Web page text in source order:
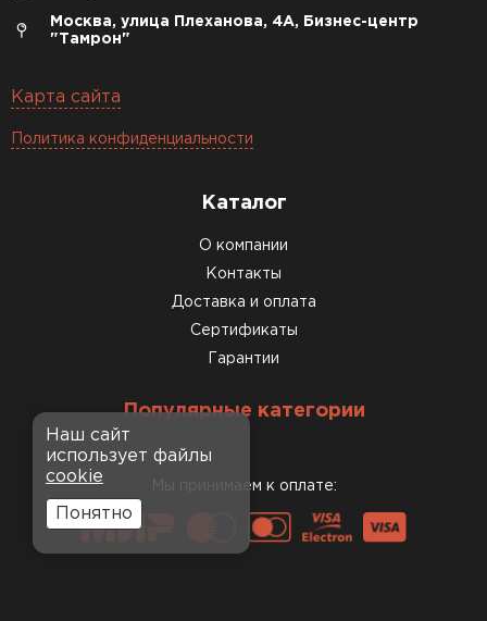
Москва, улица Плеханова, 4А, Бизнес-центр
"Тамрон"
Карта сайта
Политика конфиденциальности
Каталог
О компании
Контакты
Доставка и оплата
Сертификаты
Гарантии
Популярные категории
Мы принимаем к оплате:
Наш сайт
использует файлы
cookie
Понятно